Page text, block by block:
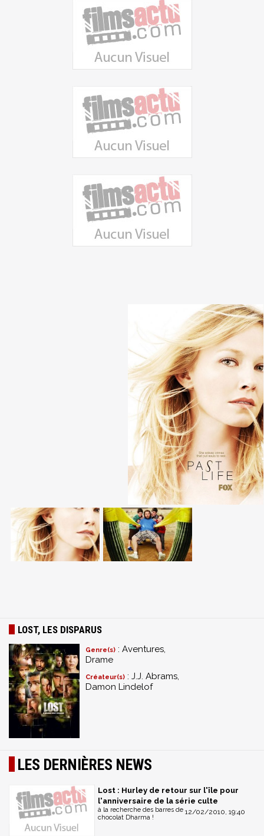
LOST, LES DISPARUS
Genre(s) : Aventures,
Drame
Créateur(s) : J.J. Abrams,
Damon Lindelof
LES DERNIÈRES NEWS
Lost : Hurley de retour sur l'île pour
l'anniversaire de la série culte
12/02/2010, 19:40
à la recherche des barres de
chocolat Dharma !